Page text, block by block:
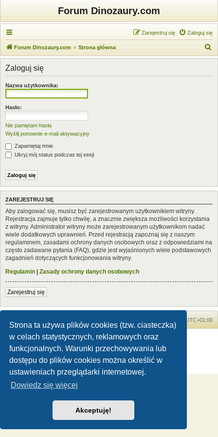
Strona ta używa plików cookies (tzw. ciasteczka)
w celach statystycznych, reklamowych oraz
funkcjonalnych. Warunki przechowywania lub
dostępu do plików cookies można określić w
ustawieniach przeglądarki internetowej.
Dowiedz się więcej
Akceptuję!
Forum Dinozaury.com
Zaloguj się
Zarejestruj się
Forum Dinozaury.com Strona główna
z
Zaloguj się
Nazwa użytkownika:
Hasło:
Nie pamiętam hasła
Wyślij ponownie e-mail aktywacyjny
Zapamiętaj mnie
Ukryj mój status podczas tej sesji
ZAREJESTRUJ SIĘ
Aby zalogować się, musisz być zarejestrowanym użytkownikiem witryny.
Rejestracja zajmuje tylko chwilę, a znacznie zwiększa możliwości korzystania
z witryny. Administrator witryny może zarejestrowanym użytkownikom nadać
wiele dodatkowych uprawnień. Przed rejestracją zapoznaj się z naszym
regulaminem, zasadami ochrony danych osobowych oraz z odpowiedziami na
często zadawane pytania (FAQ), gdzie jest wyjaśnionych wiele podstawowych
zagadnień dotyczących funkcjonowania witryny.
Regulamin | Zasady ochrony danych osobowych
Zarejestruj się
UTC+01:00
Dinozaury.com© 2006-2020
Technologię dostarczaphpBB® Forum Software © phpBB Limited
Zasady ochrony danych osobowych|Regulamin